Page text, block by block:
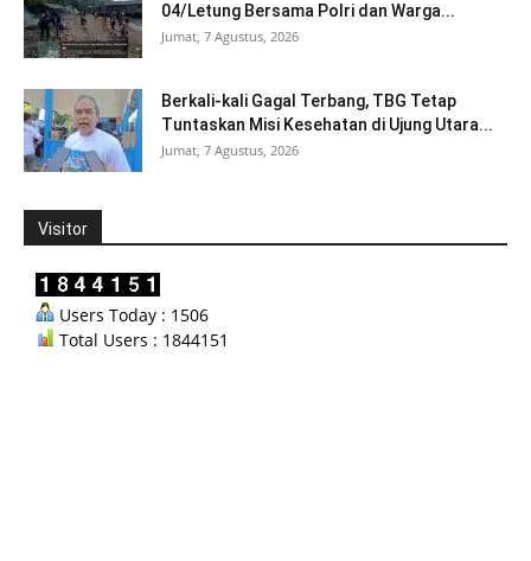
04/Letung Bersama Polri dan Warga...
Jumat, 7 Agustus, 2026
Berkali-kali Gagal Terbang, TBG Tetap
Tuntaskan Misi Kesehatan di Ujung Utara...
Jumat, 7 Agustus, 2026
Visitor
Users Today : 1506
Total Users : 1844151